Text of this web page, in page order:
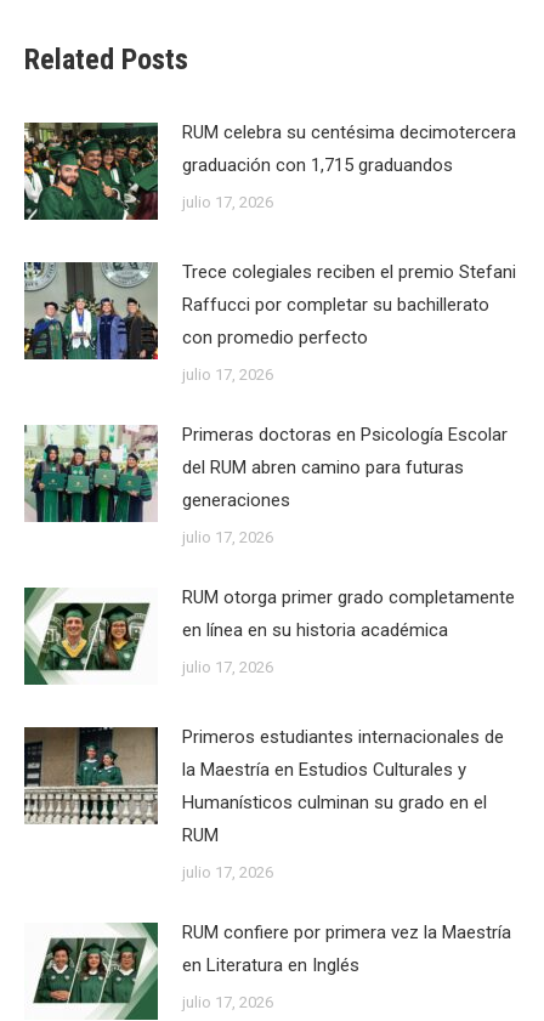
Related Posts
RUM celebra su centésima decimotercera
graduación con 1,715 graduandos
julio 17, 2026
Trece colegiales reciben el premio Stefani
Raffucci por completar su bachillerato
con promedio perfecto
julio 17, 2026
Primeras doctoras en Psicología Escolar
del RUM abren camino para futuras
generaciones
julio 17, 2026
RUM otorga primer grado completamente
en línea en su historia académica
julio 17, 2026
Primeros estudiantes internacionales de
la Maestría en Estudios Culturales y
Humanísticos culminan su grado en el
RUM
julio 17, 2026
RUM confiere por primera vez la Maestría
en Literatura en Inglés
julio 17, 2026